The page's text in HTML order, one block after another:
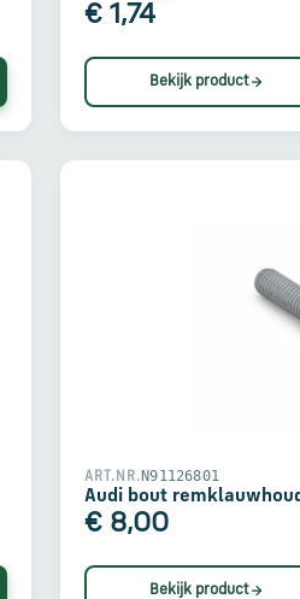
€ 1,74
Bekijk product
ART.NR. N91126801
Audi bout
€ 8,00
Bekijk product